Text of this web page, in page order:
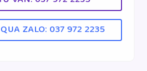
ZALO: 037 972 2235